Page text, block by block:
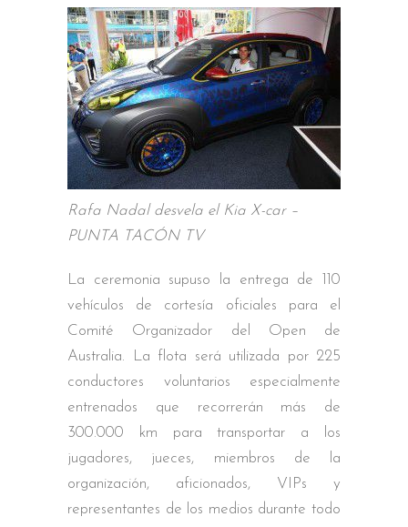
Rafa Nadal desvela el Kia X-car –
PUNTA TACÓN TV
La ceremonia supuso la entrega de 110
vehículos de cortesía oficiales para el
Comité Organizador del Open de
Australia. La flota será utilizada por 225
conductores voluntarios especialmente
entrenados que recorrerán más de
300.000 km para transportar a los
jugadores, jueces, miembros de la
organización, aficionados, VIPs y
representantes de los medios durante todo